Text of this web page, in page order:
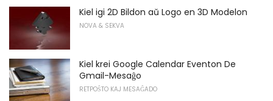
Kiel igi 2D Bildon aŭ Logo en 3D Modelon
NOVA & SEKVA
Kiel krei Google Calendar Eventon De
Gmail-Mesaĝo
RETPOŜTO KAJ MESAĜADO